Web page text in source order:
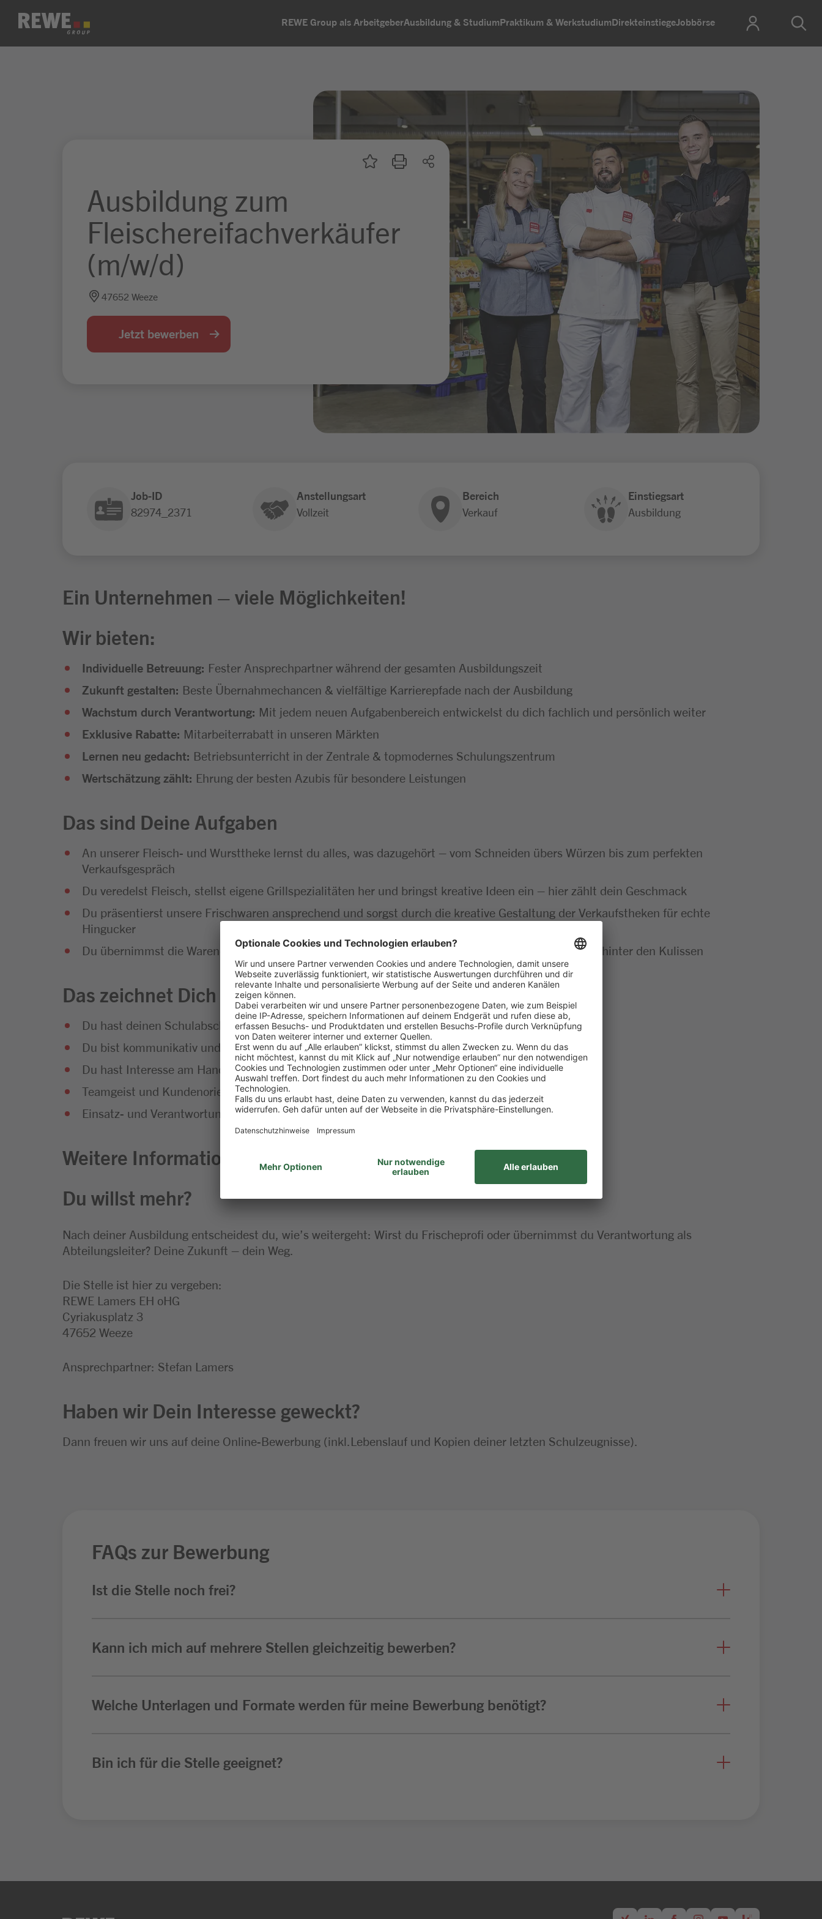
Zum Inhalt springen REWE Group als ArbeitgeberAusbildung & StudiumPraktikum & WerkstudiumDirekteinstiegeJobbörse
Ausbildung zum
Fleischereifachverkäufer
(m/w/d)
47652 Weeze
Jetzt bewerben
Job-ID
82974_2371
Anstellungsart
Vollzeit
Bereich
Verkauf
Einstiegsart
Ausbildung
Ein Unternehmen – viele Möglichkeiten!
Wir bieten:
Individuelle Betreuung: Fester Ansprechpartner während der gesamten Ausbildungszeit
Zukunft gestalten: Beste Übernahmechancen & vielfältige Karrierepfade nach der Ausbildung
Wachstum durch Verantwortung: Mit jedem neuen Aufgabenbereich entwickelst du dich fachlich und persönlich weiter
Exklusive Rabatte: Mitarbeiterrabatt in unseren Märkten
Lernen neu gedacht: Betriebsunterricht in der Zentrale & topmodernes Schulungszentrum
Wertschätzung zählt: Ehrung der besten Azubis für besondere Leistungen
Das sind Deine Aufgaben
An unserer Fleisch- und Wursttheke lernst du alles, was dazugehört – vom Schneiden übers Würzen bis zum perfekten
Verkaufsgespräch
Du veredelst Fleisch, stellst eigene Grillspezialitäten her und bringst kreative Ideen ein – hier zählt dein Geschmack
Du präsentierst unsere Frischwaren ansprechend und sorgst durch die kreative Gestaltung der Verkaufstheken für echte
Hingucker
Du übernimmst die Warendisposition, kontrollierst die Qualität und sorgst für reibungslose Abläufe hinter den Kulissen
Das zeichnet Dich aus
Du hast deinen Schulabschluss erfolgreich gemeistert
Du bist kommunikativ und hast Spaß am Umgang mit Menschen
Du hast Interesse am Handel und an Lebensmitteln
Teamgeist und Kundenorientierung gehören für dich einfach dazu
Einsatz- und Verantwortungsbereitschaft bringst du gerne mit
Weitere Informationen zu dieser Stelle
Du willst mehr?
Nach deiner Ausbildung entscheidest du, wie’s weitergeht: Wirst du Frischeprofi oder übernimmst du Verantwortung als
Abteilungsleiter? Deine Zukunft – dein Weg.
Die Stelle ist hier zu vergeben:
REWE Lamers EH oHG
Cyriakusplatz 3
47652 Weeze
Ansprechpartner: Stefan Lamers
Haben wir Dein Interesse geweckt?
Dann freuen wir uns auf deine Online-Bewerbung (inkl.Lebenslauf und Kopien deiner letzten Schulzeugnisse).
FAQs zur Bewerbung
Ist die Stelle noch frei?
Kann ich mich auf mehrere Stellen gleichzeitig bewerben?
Welche Unterlagen und Formate werden für meine Bewerbung benötigt?
Bin ich für die Stelle geeignet?